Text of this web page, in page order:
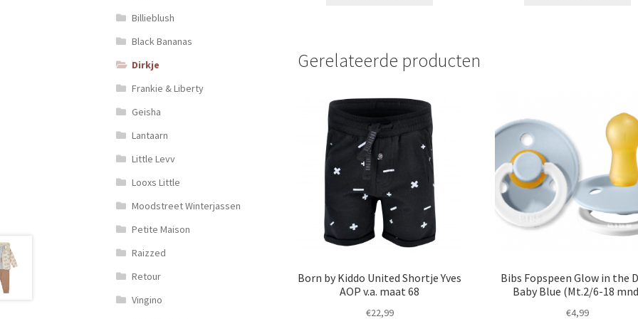
Deze
worden
op
de
productpagina
de
Gerelateerde producten
Born by Kiddo United Shortje Yves
AOP v.a. maat 68
€22,99
Bibs Fopspeen Glow in the
Baby Blue (Mt.2/6-18
€4,99
Billieblush
Black Bananas
Dirkje
Frankie & Liberty
Geisha
Lantaarn
Little Levv
Looxs Little
Moodstreet Winterjassen
Petite Maison
Raizzed
Retour
Vingino